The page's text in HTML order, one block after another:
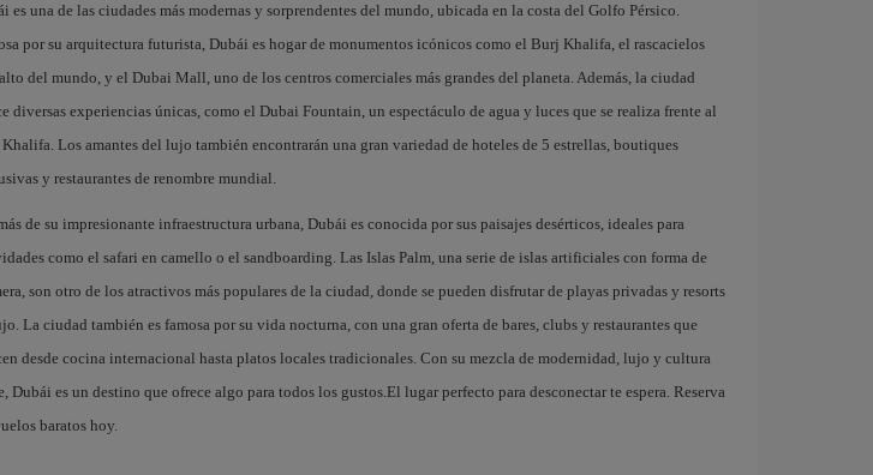
es una de las ciudades más modernas y sorprendentes del mundo, ubicada en la costa del Golfo Pérsico.
por su arquitectura futurista, Dubái es hogar de monumentos icónicos como el Burj Khalifa, el rascacielos
del mundo, y el Dubai Mall, uno de los centros comerciales más grandes del planeta. Además, la ciudad
diversas experiencias únicas, como el Dubai Fountain, un espectáculo de agua y luces que se realiza frente al
Los amantes del lujo también encontrarán una gran variedad de hoteles de 5 estrellas, boutiques
y restaurantes de renombre mundial.
de su impresionante infraestructura urbana, Dubái es conocida por sus paisajes desérticos, ideales para
como el safari en camello o el sandboarding. Las Islas Palm, una serie de islas artificiales con forma de
son otro de los atractivos más populares de la ciudad, donde se pueden disfrutar de playas privadas y resorts
La ciudad también es famosa por su vida nocturna, con una gran oferta de bares, clubs y restaurantes que
desde cocina internacional hasta platos locales tradicionales. Con su mezcla de modernidad, lujo y cultura
Dubái es un destino que ofrece algo para todos los gustos.El lugar perfecto para desconectar te espera. Reserva
baratos hoy.